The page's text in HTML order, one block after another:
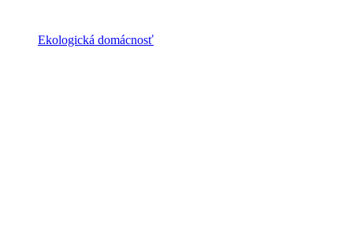
Ekologická domácnosť